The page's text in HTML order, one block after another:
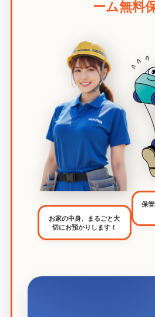
ーム無料
お家の中身、まるごと大
切にお預かりします！
保